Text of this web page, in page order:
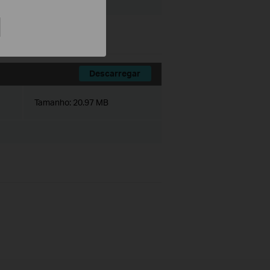
Descarregar
Tamanho: 20.97 MB